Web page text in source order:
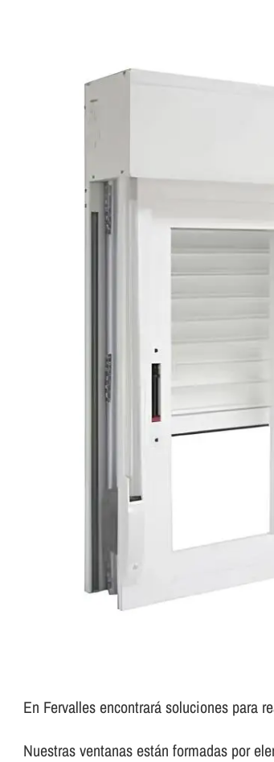
En Fervalles encontrará soluciones para
Nuestras ventanas están formadas por